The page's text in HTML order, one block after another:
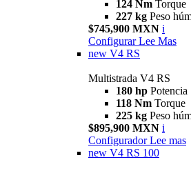
124 Nm Torque
227 kg Peso
$745,900 MXN i
Configurar Lee Mas
new V4 RS
Multistrada V4 RS
180 hp Potencia
118 Nm Torque
225 kg Peso
$895,900 MXN i
Configurador Lee mas
new V4 RS 100